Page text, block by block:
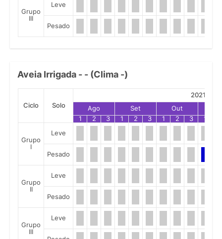
Grupo
III
Leve
Pesado
Aveia Irrigada - - (Clima -)
Ciclo Solo
2021
Ago
Set Out
1
2 3 1 2 3 1 2 3 1
Grupo
I
Leve
Pesado
Grupo
II
Leve
Pesado
Grupo
III
Leve